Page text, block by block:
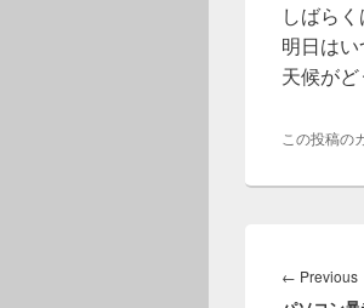
しばら
明日は
天候が
この投稿の
稿
ナ
← Previous